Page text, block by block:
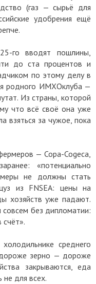
(газ — сырьё для
удобрения ещё
го вводят пошлины,
до ста процентов и
по этому делу в
родного ИМХОклуба —
Из страны, которой
что всё своё она уже
взяться за чужое, пока
— Copa-Cogeca,
«потенциально
не должны стать
из FNSEA: цены на
хозяйств уже падают.
совсем без дипломатии:
среднего
зерно — дороже
закрываются, еда
не для всех.